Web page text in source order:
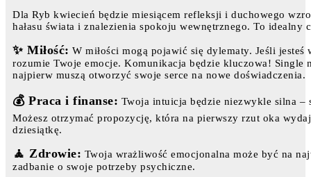
Dla Ryb kwiecień będzie miesiącem refleksji i duchowego
hałasu świata i znalezienia spokoju wewnętrznego. To idealny
✨ Miłość: W miłości mogą pojawić się dylematy. Jeśli
rozumie Twoje emocje. Komunikacja będzie kluczowa! Single
najpierw muszą otworzyć swoje serce na nowe doświadczenia.
💰 Praca i finanse: Twoja intuicja będzie niezwykle silna –
Możesz otrzymać propozycję, która na pierwszy rzut oka
dziesiątkę.
🧘 Zdrowie: Twoja wrażliwość emocjonalna może być na
zadbanie o swoje potrzeby psychiczne.